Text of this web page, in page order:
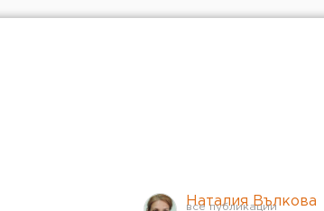
Наталия Вълкова